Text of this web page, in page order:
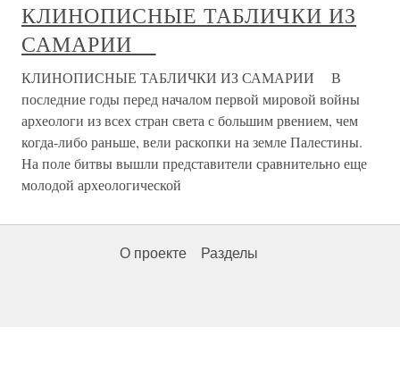
КЛИНОПИСНЫЕ ТАБЛИЧКИ ИЗ
САМАРИИ
КЛИНОПИСНЫЕ ТАБЛИЧКИ ИЗ САМАРИИ В
последние годы перед началом первой мировой войны
археологи из всех стран света с большим рвением, чем
когда-либо раньше, вели раскопки на земле Палестины.
На поле битвы вышли представители сравнительно еще
молодой археологической
О проекте Разделы